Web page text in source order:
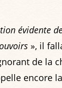
évidente
», il
de la
encore